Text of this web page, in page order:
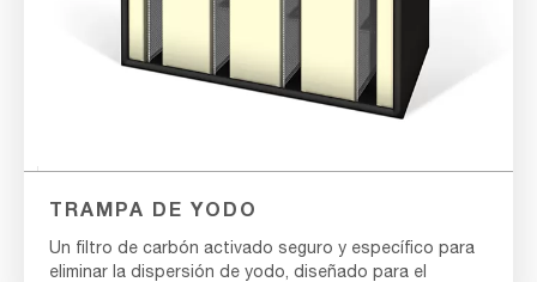
TRAMPA DE YODO
Un filtro de carbón activado seguro y específico para
eliminar la dispersión de yodo, diseñado para el